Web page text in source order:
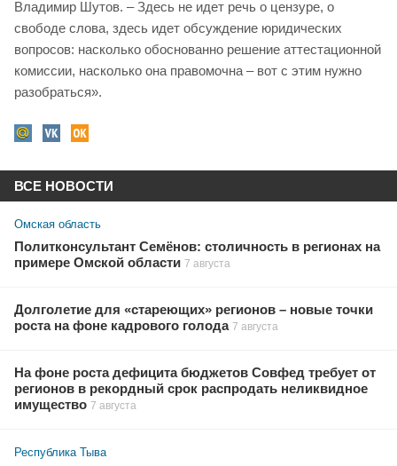
Владимир Шутов. – Здесь не идет речь о цензуре, о
свободе слова, здесь идет обсуждение юридических
вопросов: насколько обоснованно решение аттестационной
комиссии, насколько она правомочна – вот с этим нужно
разобраться».
ВСЕ НОВОСТИ
Омская область
Политконсультант Семёнов: столичность в регионах на
примере Омской области 7 августа
Долголетие для «стареющих» регионов – новые точки
роста на фоне кадрового голода 7 августа
На фоне роста дефицита бюджетов Совфед требует от
регионов в рекордный срок распродать неликвидное
имущество 7 августа
Республика Тыва